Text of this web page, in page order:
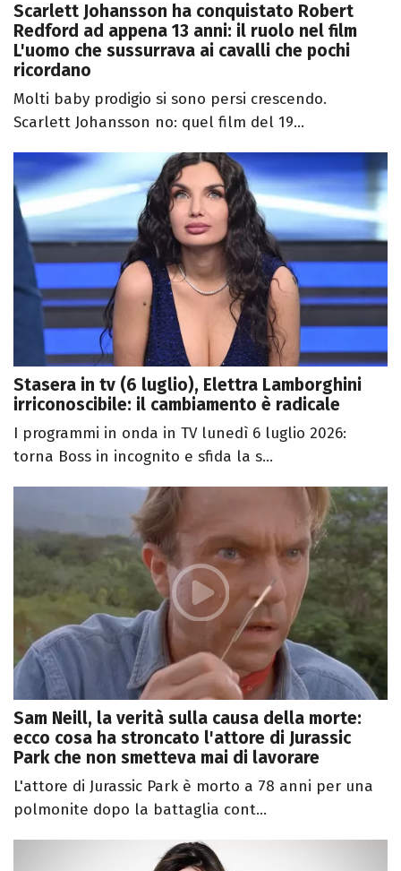
Scarlett Johansson ha conquistato Robert
Redford ad appena 13 anni: il ruolo nel film
L'uomo che sussurrava ai cavalli che pochi
ricordano
Molti baby prodigio si sono persi crescendo.
Scarlett Johansson no: quel film del 19...
Stasera in tv (6 luglio), Elettra Lamborghini
irriconoscibile: il cambiamento è radicale
I programmi in onda in TV lunedì 6 luglio 2026:
torna Boss in incognito e sfida la s...
Sam Neill, la verità sulla causa della morte:
ecco cosa ha stroncato l'attore di Jurassic
Park che non smetteva mai di lavorare
L'attore di Jurassic Park è morto a 78 anni per una
polmonite dopo la battaglia cont...